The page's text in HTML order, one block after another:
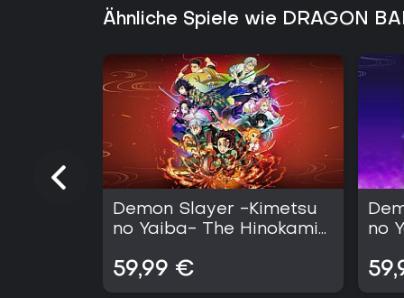
Ähnliche Spiele wie DRAGON
Demon Slayer -Kimetsu
no Yaiba- The Hinokami
59,99 €
no